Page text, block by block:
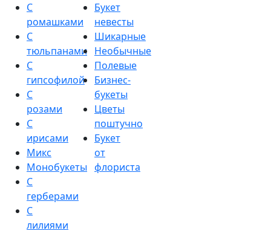
С
ромашками
С
тюльпанами
С
гипсофилой
С
розами
С
ирисами
Микс
Монобукеты
С
герберами
С
лилиями
Букет
невесты
Шикарные
Необычные
Полевые
Бизнес-
букеты
Цветы
поштучно
Букет
от
флориста